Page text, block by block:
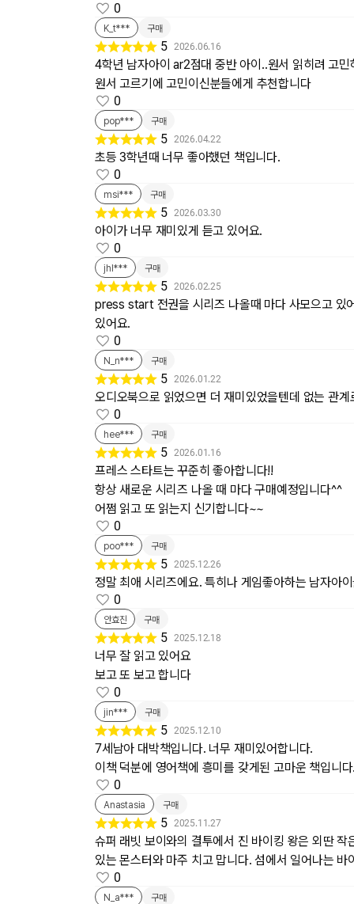
0
K_t*** 구매
5 2026.06.16
4학년 남자아이 ar2점대 중반 아이..원서 읽히려 고
원서 고르기에 고민이신분들에게 추천합니다
0
pop*** 구매
5 2026.04.22
초등 3학년때 너무 좋아했던 책입니다.
0
msi*** 구매
5 2026.03.30
아이가 너무 재미있게 듣고 있어요.
0
jhl*** 구매
5 2026.02.25
press start 전권을 시리즈 나올때 마다 사모으고 있
있어요.
0
N_n*** 구매
5 2026.01.22
오디오북으로 읽었으면 더 재미있었을텐데 없는 관
0
hee*** 구매
5 2026.01.16
프레스 스타트는 꾸준히 좋아합니다!!
항상 새로운 시리즈 나올 때 마다 구매예정입니다^^
어쩜 읽고 또 읽는지 신기합니다~~
0
poo*** 구매
5 2025.12.26
정말 최애 시리즈에요. 특히나 게임좋아하는 남자아
0
안효진 구매
5 2025.12.18
너무 잘 읽고 있어요
보고 또 보고 합니다
0
jin*** 구매
5 2025.12.10
7세남아 대박책입니다. 너무 재미있어합니다.
이책 덕분에 영어책에 흥미를 갖게된 고마운 책입니
0
Anastasia 구매
5 2025.11.27
슈퍼 래빗 보이와의 결투에서 진 바이킹 왕은 외딴
있는 몬스터와 마주 치고 맙니다. 섬에서 일어나는
0
N_a*** 구매